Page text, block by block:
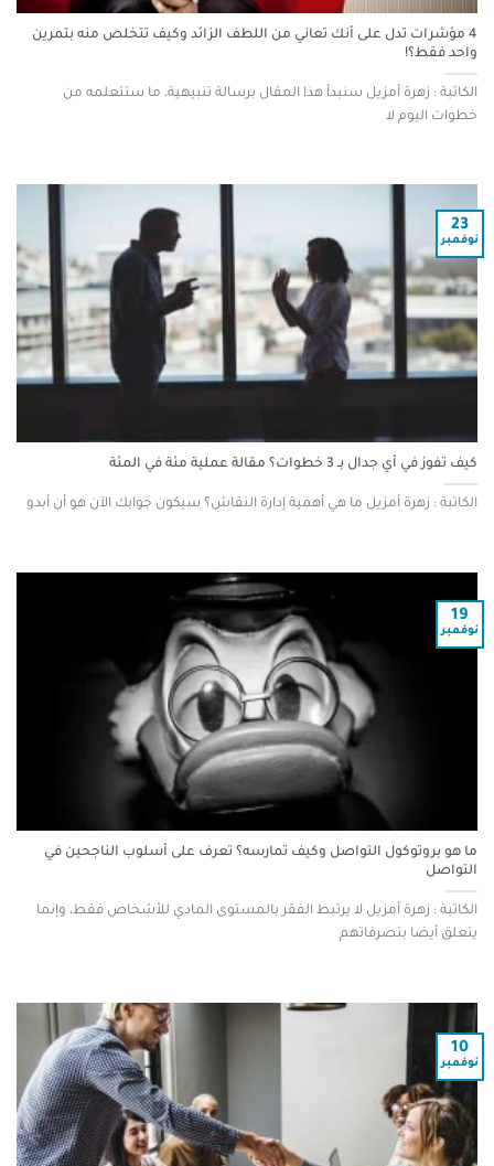
4 مؤشرات تدل على أنك تعاني من اللطف الزائد وكيف تتخلص منه بتمرين
واحد فقط؟!
الكاتبة : زهرة أمزيل سنبدأ هذا المقال برسالة تنبيهية، ما ستتعلمه من
خطوات اليوم لا
كيف تفوز في أي جدال بـ 3 خطوات؟ مقالة عملية مئة في المئة
الكاتبة : زهرة أمزيل ما هي أهمية إدارة النقاش؟ سيكون جوابك الآن هو أن أبدو
23
نوفمبر
ما هو بروتوكول التواصل وكيف تمارسه؟ تعرف على أسلوب الناجحين في
التواصل
الكاتبة : زهرة أمزيل لا يرتبط الفقر بالمستوى المادي للأشخاص فقط، وإنما
يتعلق أيضا بتصرفاتهم
19
نوفمبر
10
نوفمبر